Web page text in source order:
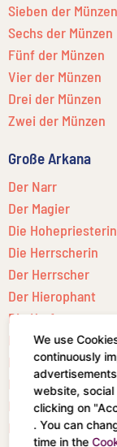
Sieben der Münzen
Sechs der Münzen
Fünf der Münzen
Vier der Münzen
Drei der Münzen
Zwei der Münzen
Große Arkana
Der Narr
Der Magier
Die Hohepriesterin
Die Herrscherin
Der Herrscher
Der Hierophant
Die Kraft
Der Gehängte
Der Tod
Die Mäßigkeit
Der Teufel
Der Turm
We use
continuously
website,
clicking on
. You can
time in the